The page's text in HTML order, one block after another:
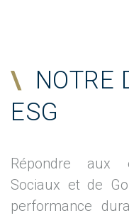
\ NOTRE
ESG
Répondre aux
Sociaux et de
performance